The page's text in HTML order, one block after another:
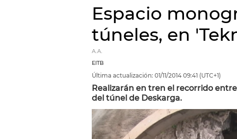
Espacio
túneles, en
A.A.
EITB
Última actualización: 01/11/2014 09:41 (UTC+1)
Realizarán en tren el recorrido
del túnel de Deskarga.